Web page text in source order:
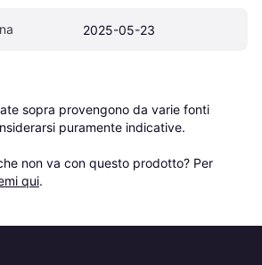
2025-05-23
sopra provengono da varie fonti
puramente indicative.
non va con questo prodotto? Per
qui.